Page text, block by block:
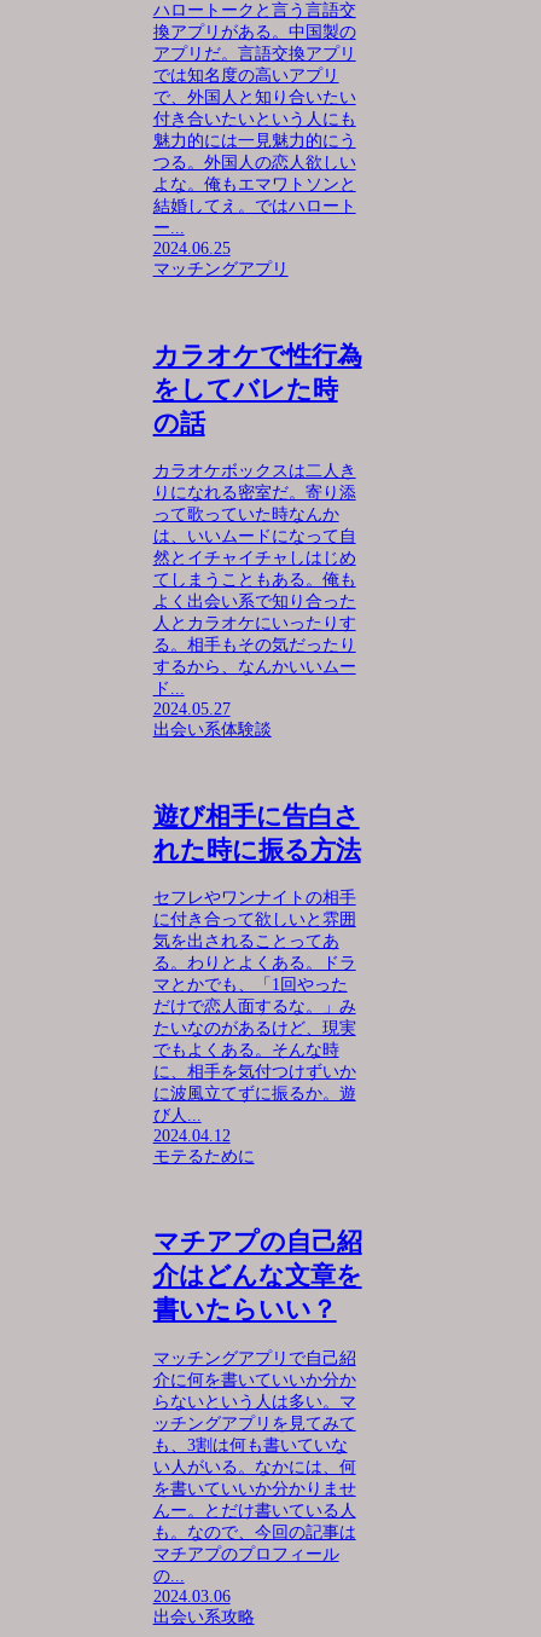
ハロートークと言う言語交
換アプリがある。中国製の
アプリだ。言語交換アプリ
では知名度の高いアプリ
で、外国人と知り合いたい
付き合いたいという人にも
魅力的には一見魅力的にう
つる。外国人の恋人欲しい
よな。俺もエマワトソンと
結婚してえ。ではハロート
ー...
2024.06.25
マッチングアプリ
カラオケで性行為
をしてバレた時
の話
カラオケボックスは二人き
りになれる密室だ。寄り添
って歌っていた時なんか
は、いいムードになって自
然とイチャイチャしはじめ
てしまうこともある。俺も
よく出会い系で知り合った
人とカラオケにいったりす
る。相手もその気だったり
するから、なんかいいムー
ド...
2024.05.27
出会い系体験談
遊び相手に告白さ
れた時に振る方法
セフレやワンナイトの相手
に付き合って欲しいと雰囲
気を出されることってあ
る。わりとよくある。ドラ
マとかでも、「1回やった
だけで恋人面するな。」み
たいなのがあるけど、現実
でもよくある。そんな時
に、相手を気付つけずいか
に波風立てずに振るか。遊
び人...
2024.04.12
モテるために
マチアプの自己紹
介はどんな文章を
書いたらいい？
マッチングアプリで自己紹
介に何を書いていいか分か
らないという人は多い。マ
ッチングアプリを見てみて
も、3割は何も書いていな
い人がいる。なかには、何
を書いていいか分かりませ
んー。とだけ書いている人
も。なので、今回の記事は
マチアプのプロフィール
の...
2024.03.06
出会い系攻略